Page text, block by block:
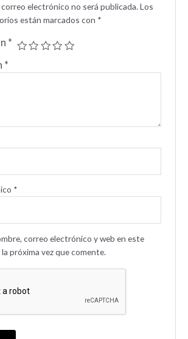
electrónico no será publicada. Los
están marcados con *
*
*
*
correo electrónico y web en este
próxima vez que comente.